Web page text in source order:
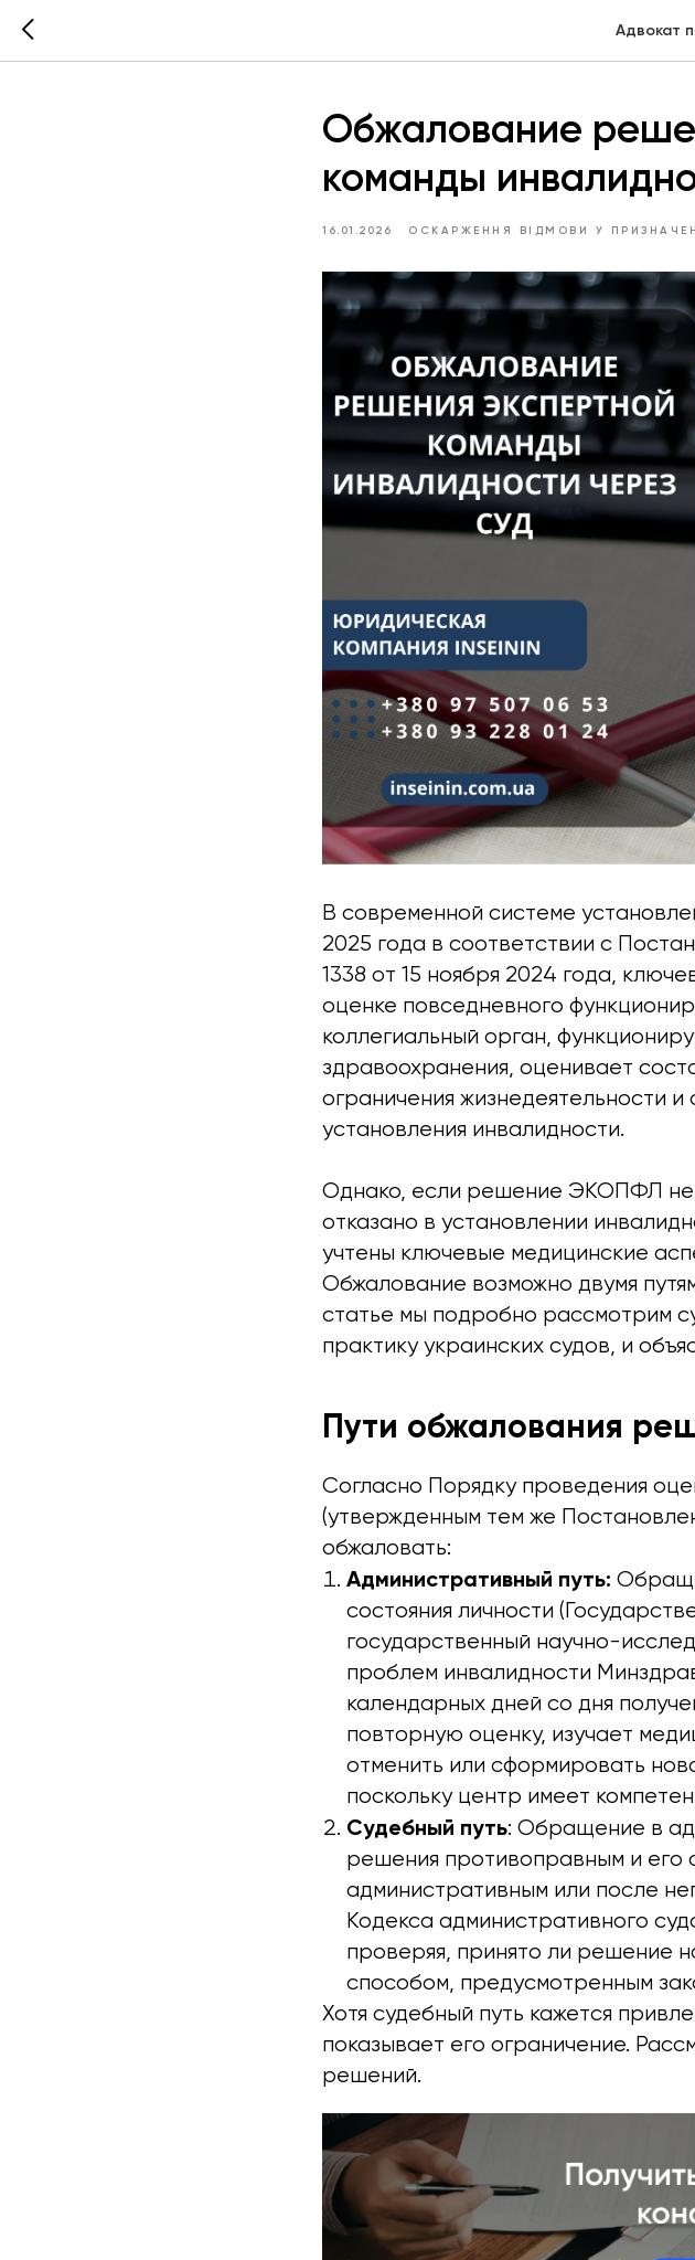
Адвокат
Обжалование
команды
16.01.2026 ОСКАРЖЕННЯ ВІДМОВИ У
В современной системе
2025 года в соответствии с
1338 от 15 ноября 2024 года,
оценке повседневного
коллегиальный орган,
здравоохранения, оценивает
ограничения жизнедеятельности
установления инвалидности.
Однако, если решение ЭКОПФЛ не
отказано в установлении
учтены ключевые медицинские
Обжалование возможно двумя
статье мы подробно рассмотрим
практику украинских судов, и
Пути обжалования
Согласно Порядку проведения
(утвержденным тем же
обжаловать:
Административный путь:
состояния личности
государственный научно-
проблем инвалидности
календарных дней со дня
повторную оценку, изучает
отменить или сформировать
поскольку центр имеет
Судебный путь: Обращение в
решения противоправным и его
административным или после
Кодекса административного
проверяя, принято ли решение
способом, предусмотренным
Хотя судебный путь кажется
показывает его ограничение.
решений.